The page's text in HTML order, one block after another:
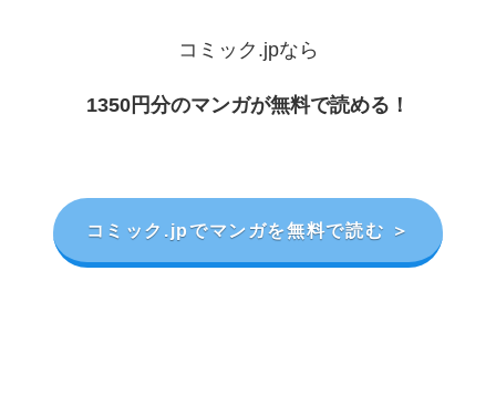
コミック.jpなら
1350円分のマンガが無料で読める！
コミック.jpでマンガを無料で読む ＞